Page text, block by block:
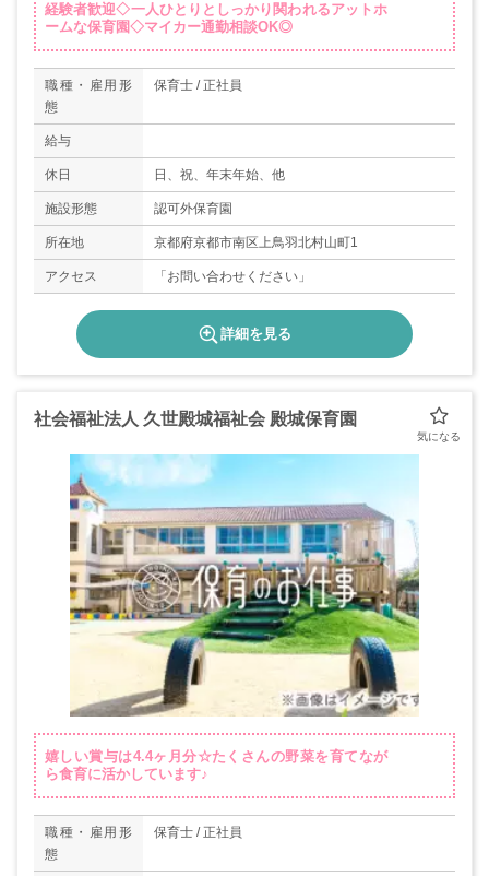
経験者歓迎◇一人ひとりとしっかり関われるアットホ
ームな保育園◇マイカー通勤相談OK◎
職種・雇用形
態
保育士 / 正社員
給与
休日 日、祝、年末年始、他
施設形態 認可外保育園
所在地 京都府京都市南区上鳥羽北村山町1
アクセス 「お問い合わせください」
詳細を見る
社会福祉法人 久世殿城福祉会 殿城保育園
嬉しい賞与は4.4ヶ月分☆たくさんの野菜を育てなが
ら食育に活かしています♪
職種・雇用形
態
保育士 / 正社員